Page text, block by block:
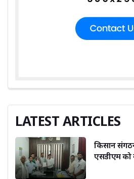
LATEST ARTICLES
किसान
एसडीएम को